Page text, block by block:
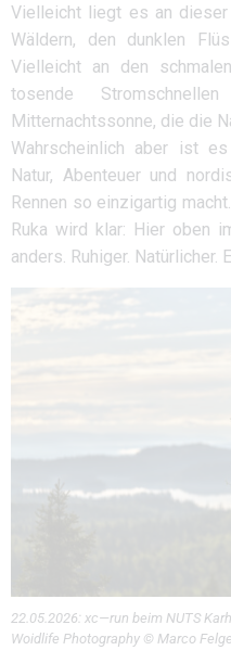
Vielleicht liegt es an
Wäldern, den dunklen
Vielleicht an den
tosende
Mitternachtssonne, die die
Wahrscheinlich aber ist
Natur, Abenteuer und
Rennen so einzigartig
Ruka wird klar: Hier oben
anders. Ruhiger. Natürlicher.
22.05.2026: xc—run beim NUTS
Woidlife Photography © Marco